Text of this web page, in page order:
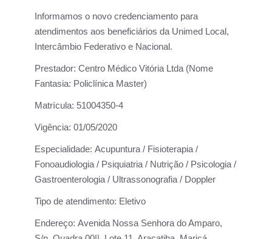
Informamos o novo credenciamento para
atendimentos aos beneficiários da Unimed Local,
Intercâmbio Federativo e Nacional.
Prestador: Centro Médico Vitória Ltda (Nome
Fantasia: Policlínica Master)
Matrícula: 51004350-4
Vigência: 01/05/2020
Especialidade: Acupuntura / Fisioterapia /
Fonoaudiologia / Psiquiatria / Nutrição / Psicologia /
Gastroenterologia / Ultrassonografia / Doppler
Tipo de atendimento: Eletivo
Endereço: Avenida Nossa Senhora do Amparo,